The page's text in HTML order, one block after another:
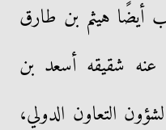
أيضًا هيثم بن طارق
شقيقه أسعد بن
التعاون الدولي،